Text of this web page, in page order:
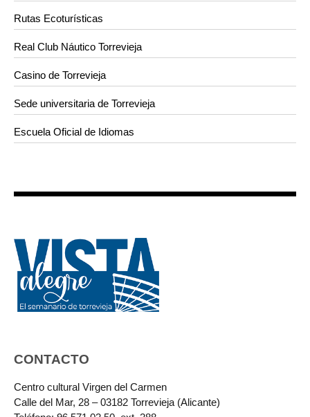
Rutas Ecoturísticas
Real Club Náutico Torrevieja
Casino de Torrevieja
Sede universitaria de Torrevieja
Escuela Oficial de Idiomas
CONTACTO
Centro cultural Virgen del Carmen
Calle del Mar, 28 – 03182 Torrevieja (Alicante)